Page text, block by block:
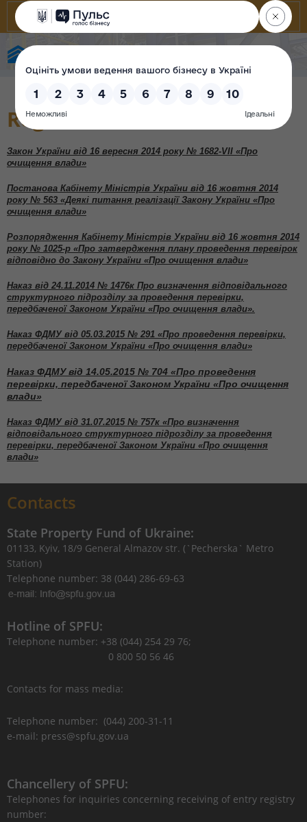
Regulations
Закон України від 16 вересня 2014 року № 1682-VII «Про
очищення влади»
Постанова Кабінету Міністрів України від 16 жовтня 2014
року № 563 «Деякі питання реалізації Закону України «Про
очищення влади»
Розпорядження Кабінету Міністрів України від 16 жовтня 2014
року № 1025-р «Про затвердження плану проведення перевірок
відповідно до Закону України «Про очищення влади»
Наказ від 24.11.2014 № 1476к Про визначення відповідального
структурного підрозділу за проведення перевірки,
передбаченої Законом України «Про очищення влади».
Наказ ФДМУ від 05.03.2015 № 291 «Про проведення перевірки,
передбаченої Законом України «Про очищення влади»
Наказ ФДМУ від 14.05.2015 № 704 «Про проведення
перевірки, передбаченої Законом України «Про очищення
влади»
Наказ ФДМУ від 31.07.2015 № 757к «Про визначення
відповідального структурного підрозділу за проведення
перевірки, передбаченої Законом України «Про очищення
влади»
Contacts
State Property Fund of Ukraine:
01133, Kyiv, 18/9 General Almazov str. (`Pecherska` Metro
Station)
Telephone number: 38 (044) 286-69-63
Hotline of SPFU:
Telephone number: +38 (044) 254 29 76;
0 800 50 56 46
Contacts for mass media:
Telephone number: (044) 200-31-11
e-mail: press@spfu.gov.ua
Chancellery of SPFU:
Telephones for inquiries concerning receiving of entry registry
number: